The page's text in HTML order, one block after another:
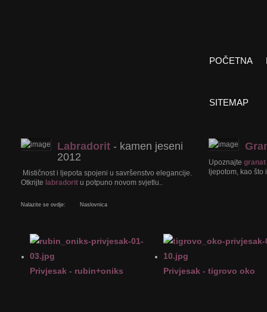
POČETNA
SITEMAP
Labradorit - kamen jeseni
2012
Mističnost i ljepota spojeni u savršenstvo elegancije.
Otkrijte labradorit u potpuno novom svjetlu..
Upoznajte granat
ljepotom, kao što
Nalazite se ovdje: Naslovnica
Privjesak - rubin+oniks Privjesak - tigrovo oko